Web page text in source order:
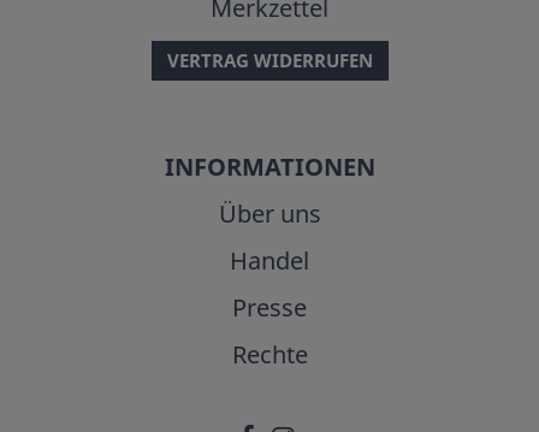
Merkzettel
VERTRAG WIDERRUFEN
INFORMATIONEN
Über uns
Handel
Presse
Rechte